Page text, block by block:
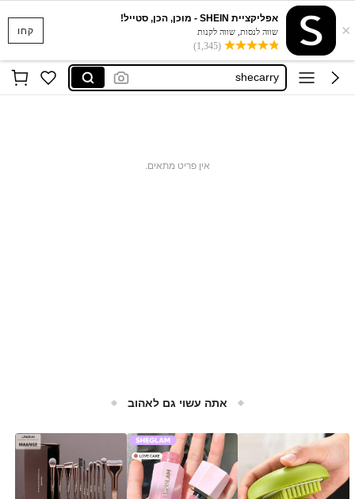
קחו ×
אפליקציית SHEIN - מוכן, הכן, סטייל!
שווה לנסות, שווה לקנות
(1,345)
motf נשים
motf
shecarry
אין פריט מתאים.
אתה עשוי גם לאהוב